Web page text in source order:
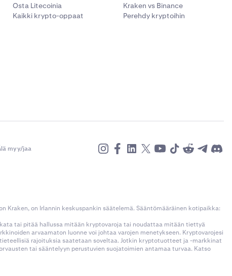
Osta Litecoinia
Kaikki krypto-oppaat
Kraken vs Binance
Perehdy kryptoihin
myy/jaa
Kraken, on Irlannin keskuspankin säätelemä. Sääntömääräinen kotipaikka:
tai pitää hallussa mitään kryptovaroja tai noudattaa mitään tiettyä
arvaamaton luonne voi johtaa varojen menetykseen. Kryptovarojesi
rajoituksia saatetaan soveltaa. Jotkin kryptotuotteet ja -markkinat
tai sääntelyyn perustuvien suojatoimien antamaa turvaa. Katso